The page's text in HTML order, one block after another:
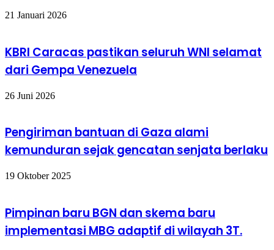
21 Januari 2026
KBRI Caracas pastikan seluruh WNI selamat
dari Gempa Venezuela
26 Juni 2026
Pengiriman bantuan di Gaza alami
kemunduran sejak gencatan senjata berlaku
19 Oktober 2025
Pimpinan baru BGN dan skema baru
implementasi MBG adaptif di wilayah 3T.